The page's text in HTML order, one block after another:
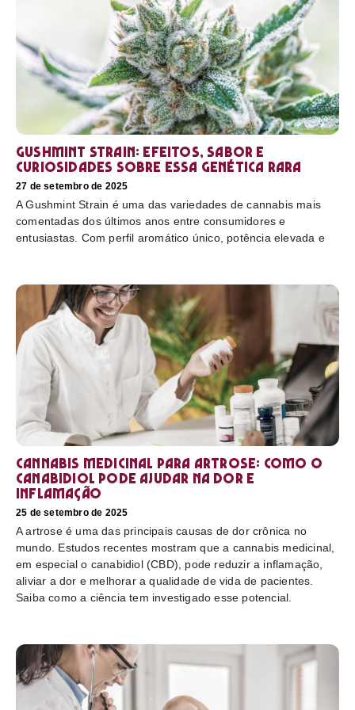
Gushmint Strain: efeitos, sabor e
curiosidades sobre essa genética rara
27 de setembro de 2025
A Gushmint Strain é uma das variedades de cannabis mais
comentadas dos últimos anos entre consumidores e
entusiastas. Com perfil aromático único, potência elevada e
Cannabis medicinal para artrose: como o
canabidiol pode ajudar na dor e
inflamação
25 de setembro de 2025
A artrose é uma das principais causas de dor crônica no
mundo. Estudos recentes mostram que a cannabis medicinal,
em especial o canabidiol (CBD), pode reduzir a inflamação,
aliviar a dor e melhorar a qualidade de vida de pacientes.
Saiba como a ciência tem investigado esse potencial.